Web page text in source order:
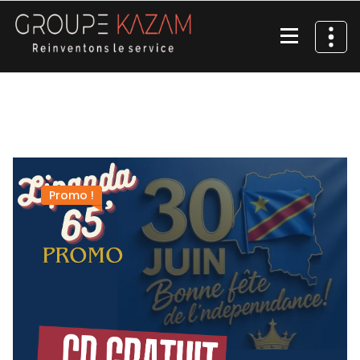
contenu
Promo !